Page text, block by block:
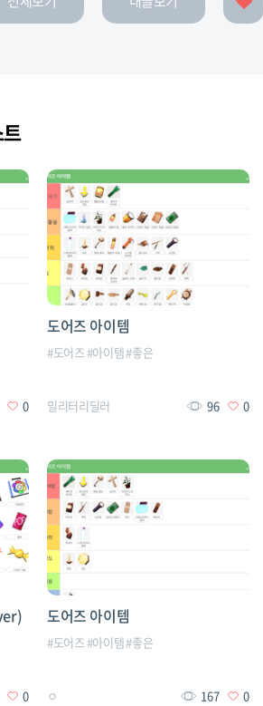
0
도어즈 아이템
#도어즈#아이템#좋은
밀리터리딜러 96 0
0
도어즈 아이템
#도어즈#아이템#좋은
ㅇ 167 0